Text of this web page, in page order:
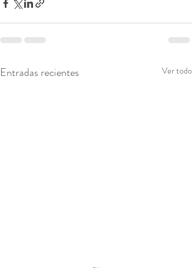
Entradas recientes Ver todo